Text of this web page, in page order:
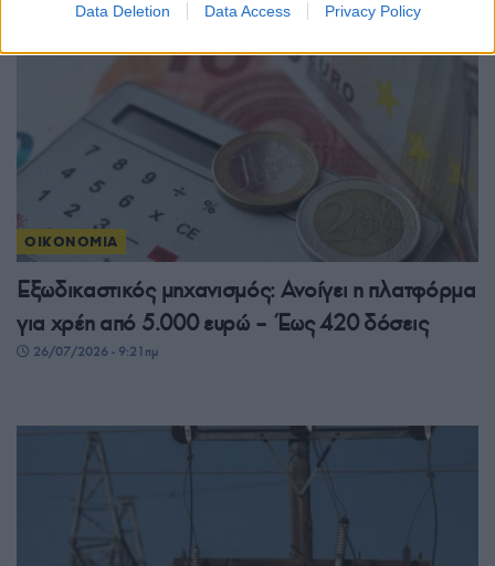
Data Deletion Data Access Privacy Policy
ΟΙΚΟΝΟΜΙΑ
Εξωδικαστικός μηχανισμός: Ανοίγει η πλατφόρμα
για χρέη από 5.000 ευρώ – Έως 420 δόσεις
26/07/2026 - 9:21πμ